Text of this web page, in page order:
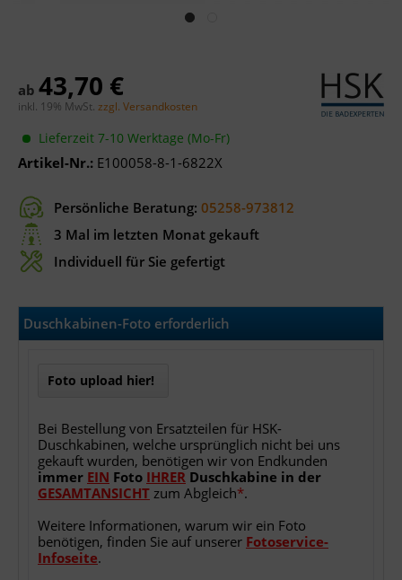
ab 43,70 €
inkl. 19% MwSt. zzgl. Versandkosten
Lieferzeit 7-10 Werktage (Mo-Fr)
Artikel-Nr.: E100058-8-1-6822X
Persönliche Beratung: 05258-973812
3 Mal im letzten Monat gekauft
Individuell für Sie gefertigt
Duschkabinen-Foto erforderlich
Foto upload hier!
Bei Bestellung von Ersatzteilen für HSK-
Duschkabinen, welche ursprünglich nicht bei uns
gekauft wurden, benötigen wir von Endkunden
immer EIN Foto IHRER Duschkabine in der
GESAMTANSICHT zum Abgleich*.
Weitere Informationen, warum wir ein Foto
benötigen, finden Sie auf unserer Fotoservice-
Infoseite.